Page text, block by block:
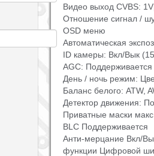
Видео выход CVBS:
Отношение сигнал /
OSD меню
Автоматическая
ID камеры: Вкл/Вык
AGC: Поддерживается
День / ночь режим:
Баланс белого: ATW,
Детектор движения:
Приватные маски
BLC Поддерживается
Анти-мерцание Вкл/
функции Цифровой